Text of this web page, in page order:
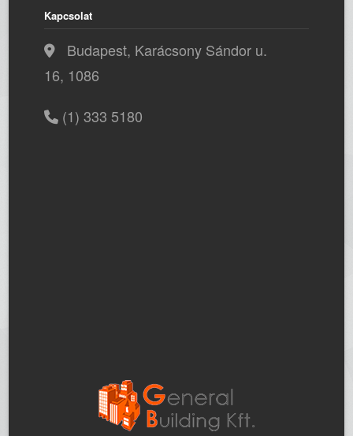
Kapcsolat
Budapest, Karácsony Sándor u.
16, 1086
(1) 333 5180